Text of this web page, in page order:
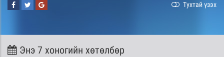
Тухтай үзэх
Энэ 7 хоногийн хөтөлбөр